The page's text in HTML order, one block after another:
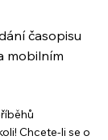
časopisu
mobilním
Chcete-li se o